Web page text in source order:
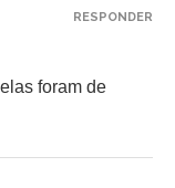
foram de
RESPONDER